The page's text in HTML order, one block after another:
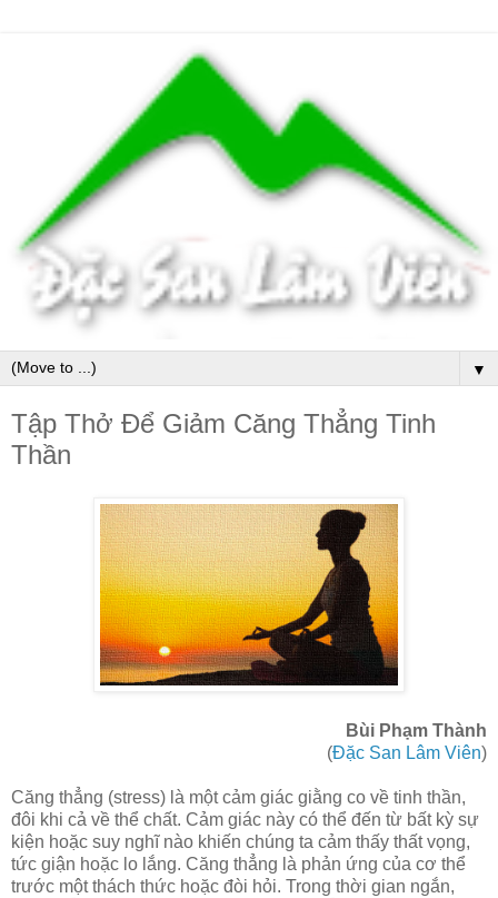
▼
Tập Thở Để Giảm Căng Thẳng Tinh
Thần
Bùi Phạm Thành
(Đặc San Lâm Viên)
Căng thẳng (stress) là một cảm giác giằng co về tinh thần,
đôi khi cả về thể chất. Cảm giác này có thể đến từ bất kỳ sự
kiện hoặc suy nghĩ nào khiến chúng ta cảm thấy thất vọng,
tức giận hoặc lo lắng. Căng thẳng là phản ứng của cơ thể
trước một thách thức hoặc đòi hỏi. Trong thời gian ngắn,